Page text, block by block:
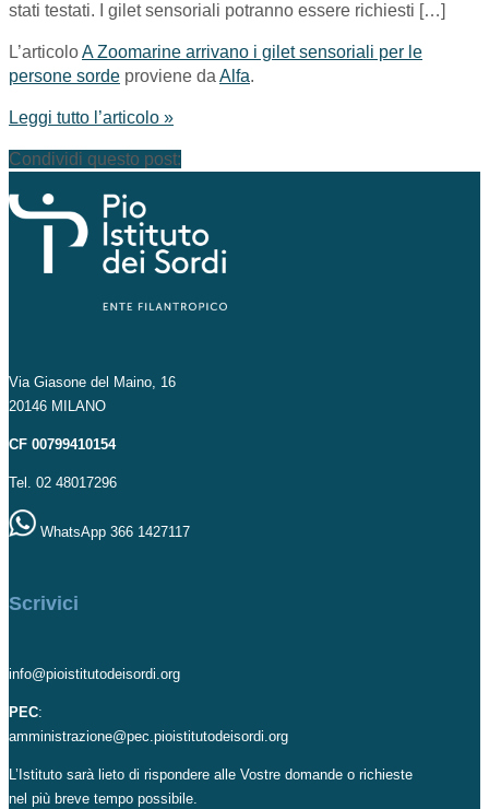
stati testati. I gilet sensoriali potranno essere richiesti […]
L’articoloA Zoomarine arrivano i gilet sensoriali per le
persone sorde proviene da Alfa.
Leggi tutto l’articolo »
Condividi questo post:
Via Giasone del Maino, 16
20146 MILANO
CF 00799410154
Tel. 02 48017296
WhatsApp 366 1427117
Scrivici
info@pioistitutodeisordi.org
PEC:
amministrazione@pec.pioistitutodeisordi.org
L’Istituto sarà lieto di rispondere alle Vostre domande o richieste
nel più breve tempo possibile.